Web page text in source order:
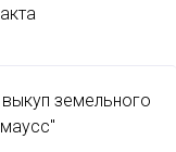
земельного